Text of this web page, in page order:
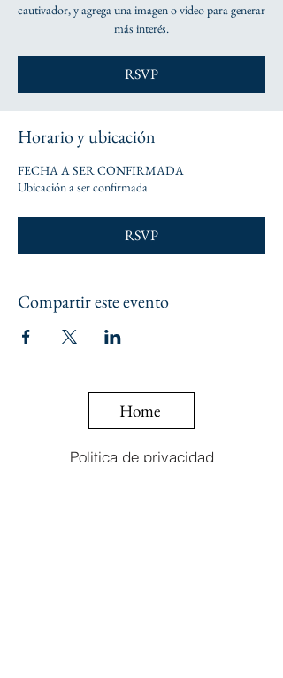
cautivador, y agrega una imagen o video para generar
más interés.
RSVP
Horario y ubicación
FECHA A SER CONFIRMADA
Ubicación a ser confirmada
RSVP
Compartir este evento
Home
Politica de privacidad